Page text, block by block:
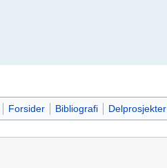
Forsider Bibliografi Delprosjekter